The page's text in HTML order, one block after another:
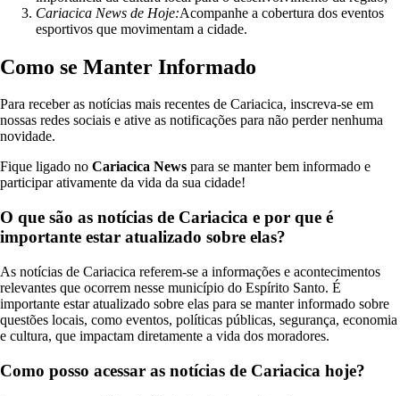
Cariacica News de Hoje:Acompanhe a cobertura dos eventos
esportivos que movimentam a cidade.
Como se Manter Informado
Para receber as notícias mais recentes de Cariacica, inscreva-se em
nossas redes sociais e ative as notificações para não perder nenhuma
novidade.
Fique ligado no Cariacica News para se manter bem informado e
participar ativamente da vida da sua cidade!
O que são as notícias de Cariacica e por que é
importante estar atualizado sobre elas?
As notícias de Cariacica referem-se a informações e acontecimentos
relevantes que ocorrem nesse município do Espírito Santo. É
importante estar atualizado sobre elas para se manter informado sobre
questões locais, como eventos, políticas públicas, segurança, economia
e cultura, que impactam diretamente a vida dos moradores.
Como posso acessar as notícias de Cariacica hoje?